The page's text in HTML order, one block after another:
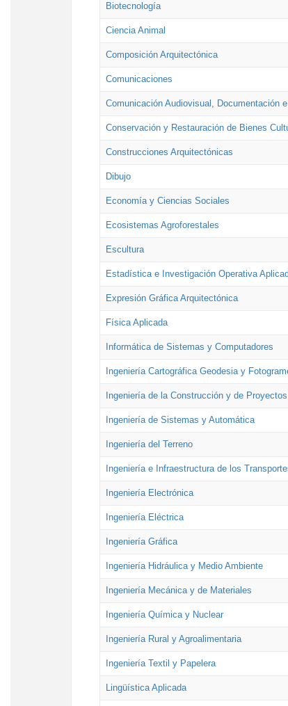
Biotecnología
Ciencia Animal
Composición Arquitectónica
Comunicaciones
Comunicación Audiovisual, Documentación
Conservación y Restauración de Bienes
Construcciones Arquitectónicas
Dibujo
Economía y Ciencias Sociales
Ecosistemas Agroforestales
Escultura
Estadística e Investigación Operativa
Expresión Gráfica Arquitectónica
Física Aplicada
Informática de Sistemas y Computadores
Ingeniería Cartográfica Geodesia y
Ingeniería de la Construcción y de
Ingeniería de Sistemas y Automática
Ingeniería del Terreno
Ingeniería e Infraestructura de los
Ingeniería Electrónica
Ingeniería Eléctrica
Ingeniería Gráfica
Ingeniería Hidráulica y Medio Ambiente
Ingeniería Mecánica y de Materiales
Ingeniería Química y Nuclear
Ingeniería Rural y Agroalimentaria
Ingeniería Textil y Papelera
Lingüística Aplicada